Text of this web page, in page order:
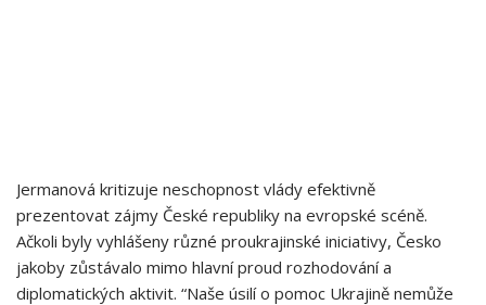
Jermanová kritizuje neschopnost vlády efektivně
prezentovat zájmy České republiky na evropské scéně.
Ačkoli byly vyhlášeny různé proukrajinské iniciativy, Česko
jakoby zůstávalo mimo hlavní proud rozhodování a
diplomatických aktivit. “Naše úsilí o pomoc Ukrajině nemůže